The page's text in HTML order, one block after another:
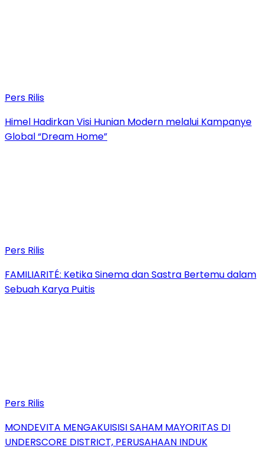
Pers Rilis
Himel Hadirkan Visi Hunian Modern melalui Kampanye
Global “Dream Home”
Pers Rilis
FAMILIARITÉ: Ketika Sinema dan Sastra Bertemu dalam
Sebuah Karya Puitis
Pers Rilis
MONDEVITA MENGAKUISISI SAHAM MAYORITAS DI
UNDERSCORE DISTRICT, PERUSAHAAN INDUK